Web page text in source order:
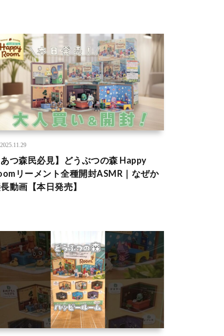
2025.11.29
あつ森民必見】どうぶつの森 Happy
リーメント全種開封ASMR｜なぜか
動画【本日発売】